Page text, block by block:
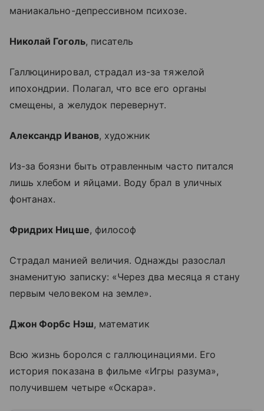
маниакально-депрессивном психозе.
Николай Гоголь, писатель
Галлюцинировал, страдал из-за тяжелой
ипохондрии. Полагал, что все его органы
смещены, а желудок перевернут.
Александр Иванов, художник
Из-за боязни быть отравленным часто питался
лишь хлебом и яйцами. Воду брал в уличных
фонтанах.
Фридрих Ницше, философ
Страдал манией величия. Однажды разослал
знаменитую записку: «Через два месяца я стану
первым человеком на земле».
Джон Форбс Нэш, математик
Всю жизнь боролся с галлюцинациями. Его
история показана в фильме «Игры разума»,
получившем четыре «Оскара».